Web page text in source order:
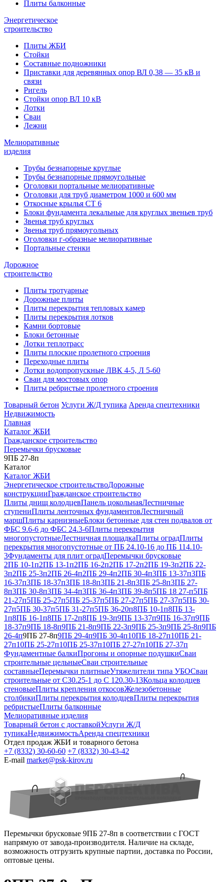
Плиты балконные
Энергетическое
строительство
Плиты ЖБИ
Стойки
Составные подножники
Приставки для деревянных опор ВЛ 0,38 — 35 кВ и
связи
Ригель
Стойки опор ВЛ 10 кВ
Лотки
Сваи
Лежни
Мелиоративные
изделия
Трубы безнапорные круглые
Трубы безнапорные прямоугольные
Оголовки портальные мелиоративные
Оголовки для труб диаметром 1000 и 600 мм
Откосные крылья СТ 6
Блоки фундамента лекальные для круглых звеньев труб
Звенья труб круглых
Звенья труб прямоугольных
Оголовки г-образные мелиоративные
Портальные стенки
Дорожное
строительство
Плиты тротуарные
Дорожные плиты
Плиты перекрытия тепловых камер
Плиты перекрытия лотков
Камни бортовые
Блоки бетонные
Лотки теплотрасс
Плиты плоские пролетного строения
Переходные плиты
Лотки водопропускные ЛВК 4-5, Л 5-60
Сваи для мостовых опор
Плиты ребристые пролетного строения
Товарный бетон Услуги Ж/Д тупика Аренда спецтехники
Недвижимость
Главная
Каталог ЖБИ
Гражданское строительство
Перемычки брусковые
9ПБ 27-8п
Каталог
Каталог ЖБИ
Энергетическое строительствоДорожные
конструкцииГражданское строительство
Плиты днищ колодцевПанель цокольнаяЛестничные
ступениПлиты ленточных фундаментовЛестничный
маршПлиты карнизныеБлоки бетонные для стен подвалов от
ФБС 9.6-6 до ФБС 24.3-6Плиты перекрытия
многопустотныеЛестничная площадкаПлиты оградПлиты
перекрытия многопустотные от ПБ 24.10-16 до ПБ 114.10-
3Фундаменты для плит оградПеремычки брусковые
2ПБ 10-1п2ПБ 13-1п2ПБ 16-2п2ПБ 17-2п2ПБ 19-3п2ПБ 22-
3п2ПБ 25-3п2ПБ 26-4п2ПБ 29-4п2ПБ 30-4п3ПБ 13-37п3ПБ
16-37п3ПБ 18-37п3ПБ 18-8п3ПБ 21-8п3ПБ 25-8п3ПБ 27-
8п3ПБ 30-8п3ПБ 34-4п3ПБ 36-4п3ПБ 39-8п5ПБ 18 27-п5ПБ
21-27п5ПБ 25-27п5ПБ 25-37п5ПБ 27-27п5ПБ 27-37п5ПБ 30-
27п5ПБ 30-37п5ПБ 31-27п5ПБ 36-20п8ПБ 10-1п8ПБ 13-
1п8ПБ 16-1п8ПБ 17-2п8ПБ 19-3п9ПБ 13-37п9ПБ 16-37п9ПБ
18-37п9ПБ 18-8п9ПБ 21-8п9ПБ 22-3п9ПБ 25-3п9ПБ 25-8п9ПБ
26-4п9ПБ 27-8п9ПБ 29-4п9ПБ 30-4п10ПБ 18-27п10ПБ 21-
27п10ПБ 25-27п10ПБ 25-37п10ПБ 27-27п10ПБ 27-37п
Фундаментные балкиПрогоны и опорные подушкиСваи
строительные цельныеСваи строительные
составныеПеремычки плитныеУтяжелители типа УБОСваи
строительные от С30.25-1 до С 120.30-13Кольца колодцев
стеновыеПлиты крепления откосовЖелезобетонные
столбикиПлиты перекрытия колодцевПлиты перекрытия
ребристыеПлиты балконные
Мелиоративные изделия
Товарный бетон с доставкойУслуги Ж/Д
тупикаНедвижимостьАренда спецтехники
Отдел продаж ЖБИ и товарного бетона
+7 (8332) 30-60-60 +7 (8332) 30-43-42
E-mail market@psk-kirov.ru
Перемычки брусковые 9ПБ 27-8п в соответствии с ГОСТ
напрямую от завода-производителя. Наличие на складе,
возможность отгрузить крупные партии, доставка по России,
оптовые цены.